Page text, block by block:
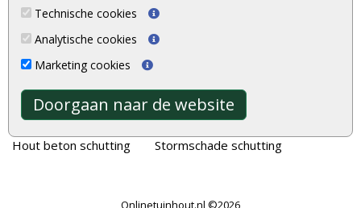
Technische cookies
Analytische cookies
Marketing cookies
Doorgaan naar de website
Tuinpalen
Tuinhekken
Tuinhuizen
Blokhutten
Overkappingen
Hout beton schutting
Steigerplanken
Douglas hout
Aanbiedingen
Merken
Stormschade schutting
Onlinetuinhout.nl ©2026